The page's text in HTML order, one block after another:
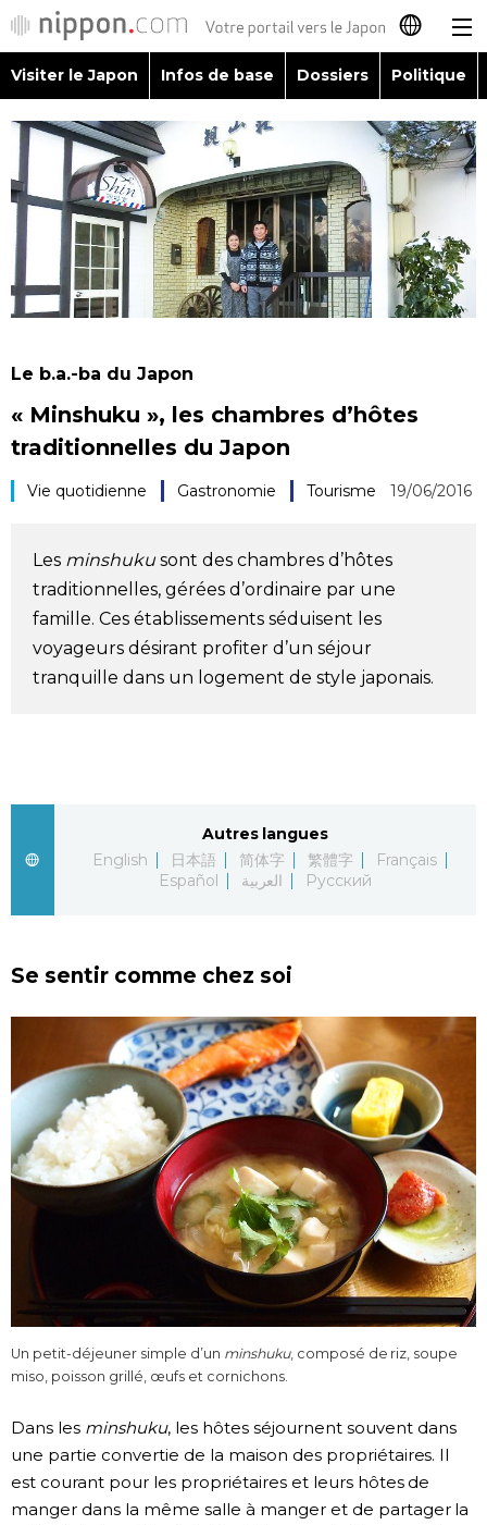
日本語
English
简体字
繁體字
Español
Русский
Visiter le Japon
Infos de base
Économie
Culture
Gastronomie
Chroniques
Images
Vidéos
official SNS
Visiter le Japon Infos de base Dossiers Politique
Le b.a.-ba du Japon
« Minshuku », les chambres d’hôtes
traditionnelles du Japon
Vie quotidienne Gastronomie Tourisme 19/06/2016
Les minshukusont des chambres d’hôtes
traditionnelles, gérées d’ordinaire par une
famille. Ces établissements séduisent les
voyageurs désirant profiter d’un séjour
tranquille dans un logement de style japonais.
Autres langues
English
日本語 简体字 繁體字
Français
Español
العربية Русский
Se sentir comme chez soi
Un petit-déjeuner simple d’un minshuku, composé de riz, soupe
miso, poisson grillé, œufs et cornichons.
Dans les minshuku, les hôtes séjournent souvent dans
une partie convertie de la maison des propriétaires. Il
est courant pour les propriétaires et leurs hôtes de
manger dans la même salle à manger et de partager la